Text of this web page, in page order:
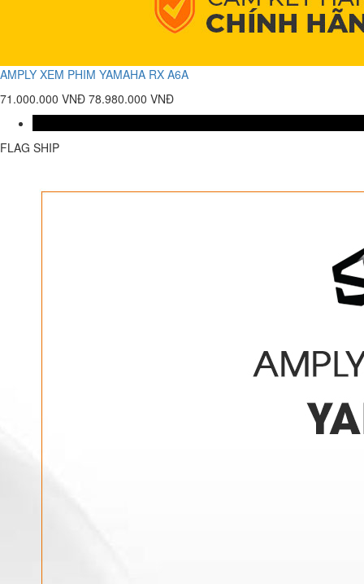
AMPLY XEM PHIM YAMAHA RX A6A
71.000.000 VNĐ 78.980.000 VNĐ
FLAG SHIP